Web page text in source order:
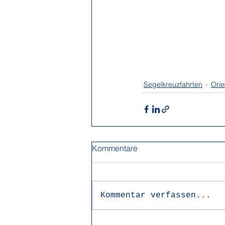
Segelkreuzfahrten
Kommentare
Kommentar verfassen...